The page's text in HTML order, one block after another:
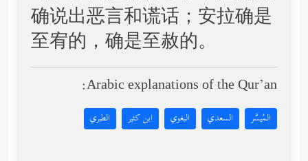
确说出恶言和谎话；安拉确是
至宥的，确是至赦的。
Arabic explanations of the Qur’an:
المُيسَّر السعدي البغوي ابن كثير الطبري